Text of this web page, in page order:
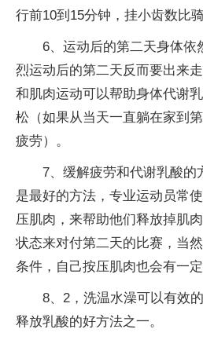
行前10到15分钟，挂小齿数比
6、运动后的第二天身体依
烈运动后的第二天反而要出来
和肌肉运动可以帮助身体代谢
松（如果从当天一直躺在家到
疲劳）。
7、缓解疲劳和代谢乳酸的
是最好的方法，专业运动员常
压肌肉，来帮助他们释放掉肌
状态来对付第二天的比赛，当
条件，自己按压肌肉也会有一定
8、2，洗温水澡可以有效
释放乳酸的好方法之一。